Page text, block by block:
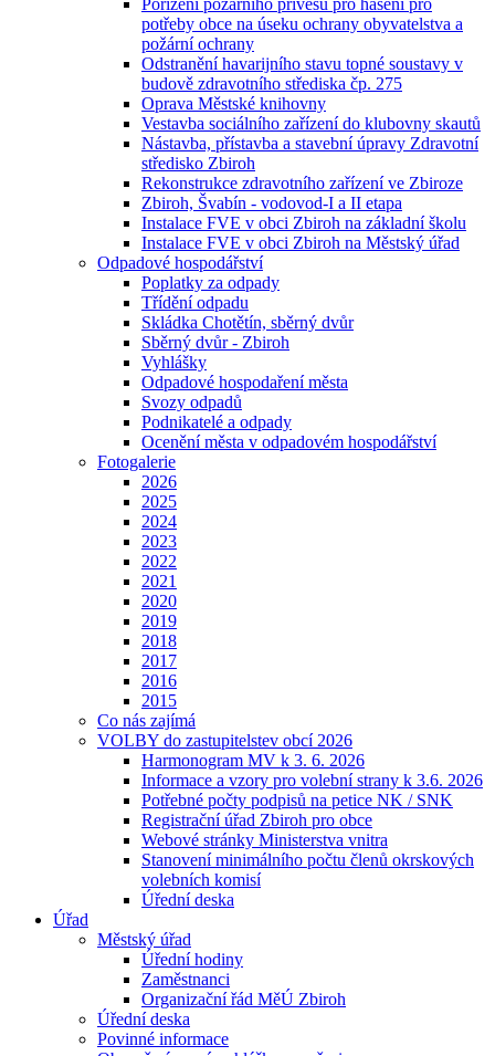
Pořízení požárního přívěsu pro hašení pro
potřeby obce na úseku ochrany obyvatelstva a
požární ochrany
Odstranění havarijního stavu topné soustavy v
budově zdravotního střediska čp. 275
Oprava Městské knihovny
Vestavba sociálního zařízení do klubovny skautů
Nástavba, přístavba a stavební úpravy Zdravotní
středisko Zbiroh
Rekonstrukce zdravotního zařízení ve Zbiroze
Zbiroh, Švabín - vodovod-I a II etapa
Instalace FVE v obci Zbiroh na základní školu
Instalace FVE v obci Zbiroh na Městský úřad
Odpadové hospodářství
Poplatky za odpady
Třídění odpadu
Skládka Chotětín, sběrný dvůr
Sběrný dvůr - Zbiroh
Vyhlášky
Odpadové hospodaření města
Svozy odpadů
Podnikatelé a odpady
Ocenění města v odpadovém hospodářství
Fotogalerie
2026
2025
2024
2023
2022
2021
2020
2019
2018
2017
2016
2015
Co nás zajímá
VOLBY do zastupitelstev obcí 2026
Harmonogram MV k 3. 6. 2026
Informace a vzory pro volební strany k 3.6. 2026
Potřebné počty podpisů na petice NK / SNK
Registrační úřad Zbiroh pro obce
Webové stránky Ministerstva vnitra
Stanovení minimálního počtu členů okrskových
volebních komisí
Úřední deska
Úřad
Městský úřad
Úřední hodiny
Zaměstnanci
Organizační řád MěÚ Zbiroh
Úřední deska
Povinné informace